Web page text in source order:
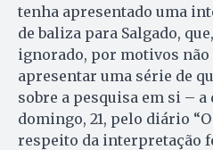
tenha apresentado uma
de baliza para Salgado,
ignorado, por motivos não
apresentar uma série de
sobre a pesquisa em si –
domingo, 21, pelo diário
respeito da interpretação